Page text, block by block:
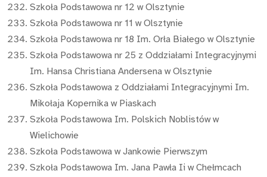
Szkoła Podstawowa nr 12 w Olsztynie
Szkoła Podstawowa nr 11 w Olsztynie
Szkoła Podstawowa nr 18 Im. Orła Białego w Olsztynie
Szkoła Podstawowa nr 25 z Oddziałami Integracyjnymi
Im. Hansa Christiana Andersena w Olsztynie
Szkoła Podstawowa z Oddziałami Integracyjnymi Im.
Mikołaja Kopernika w Piaskach
Szkoła Podstawowa Im. Polskich Noblistów w
Wielichowie
Szkoła Podstawowa w Jankowie Pierwszym
Szkoła Podstawowa Im. Jana Pawła Ii w Chełmcach